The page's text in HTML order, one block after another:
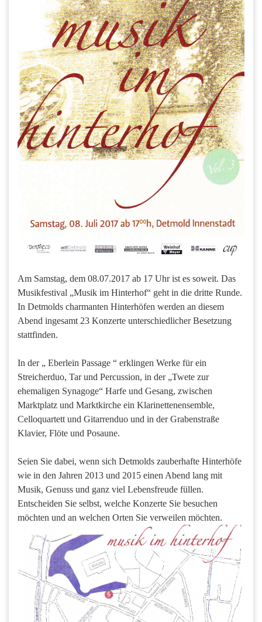
Am Samstag, dem 08.07.2017 ab 17 Uhr ist es soweit. Das
Musikfestival „Musik im Hinterhof“ geht in die dritte Runde.
In Detmolds charmanten Hinterhöfen werden an diesem
Abend ingesamt 23 Konzerte unterschiedlicher Besetzung
stattfinden.
In der „ Eberlein Passage “ erklingen Werke für ein
Streicherduo, Tar und Percussion, in der „Twete zur
ehemaligen Synagoge“ Harfe und Gesang, zwischen
Marktplatz und Marktkirche ein Klarinettenensemble,
Celloquartett und Gitarrenduo und in der Grabenstraße
Klavier, Flöte und Posaune.
Seien Sie dabei, wenn sich Detmolds zauberhafte Hinterhöfe
wie in den Jahren 2013 und 2015 einen Abend lang mit
Musik, Genuss und ganz viel Lebensfreude füllen.
Entscheiden Sie selbst, welche Konzerte Sie besuchen
möchten und an welchen Orten Sie verweilen möchten.